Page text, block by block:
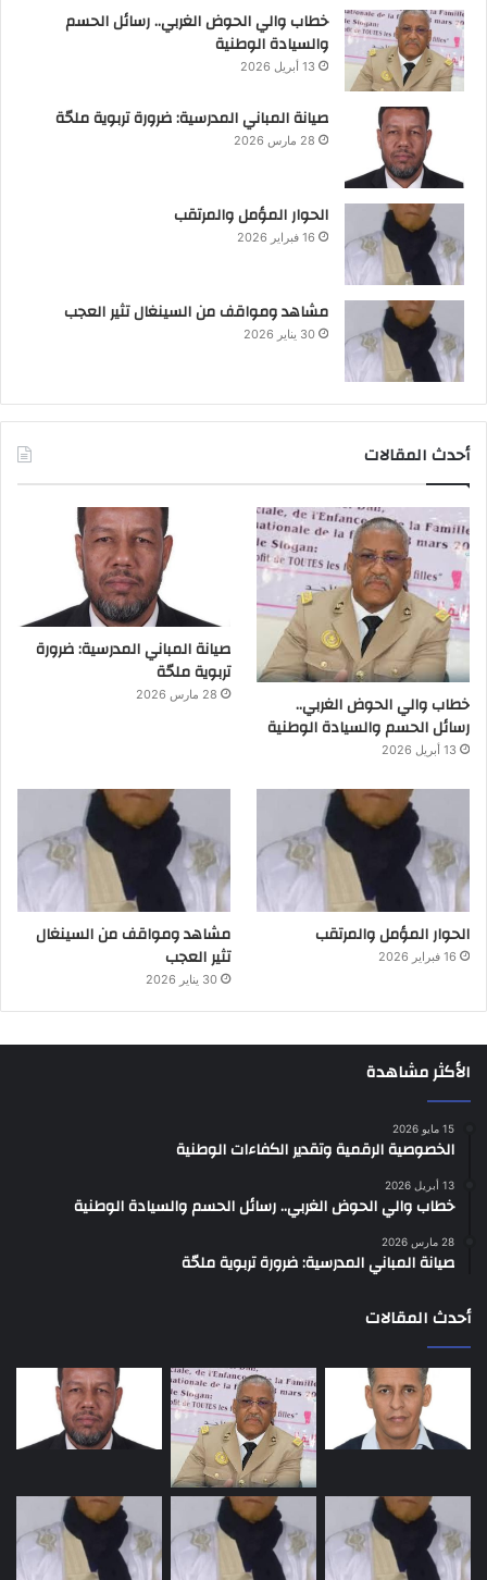
خطاب والي الحوض الغربي.. رسائل الحسم
والسيادة الوطنية
13 أبريل 2026
صيانة المباني المدرسية: ضرورة تربوية ملحّة
28 مارس 2026
الحوار المؤمل والمرتقب
16 فبراير 2026
مشاهد ومواقف من السينغال تثير العجب
30 يناير 2026
أحدث المقالات
خطاب والي الحوض الغربي..
رسائل الحسم والسيادة الوطنية
13 أبريل 2026
صيانة المباني المدرسية: ضرورة
تربوية ملحّة
28 مارس 2026
الحوار المؤمل والمرتقب
16 فبراير 2026
مشاهد ومواقف من السينغال
تثير العجب
30 يناير 2026
الأكثر مشاهدة
15 مايو 2026
الخصوصية الرقمية وتقدير الكفاءات الوطنية
13 أبريل 2026
خطاب والي الحوض الغربي.. رسائل الحسم والسيادة الوطنية
28 مارس 2026
صيانة المباني المدرسية: ضرورة تربوية ملحّة
أحدث المقالات